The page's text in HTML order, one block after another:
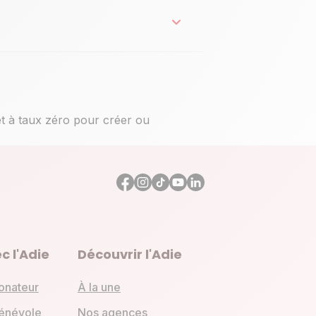
à taux zéro pour créer ou
l'Adie Découvrir l'Adie
À la une
Nos agences